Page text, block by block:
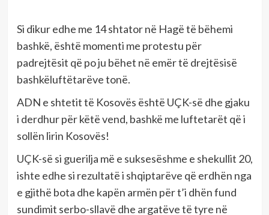
Si dikur edhe me 14 shtator në Hagë të bëhemi
bashkë, është momenti me protestu për
padrejtësit që po ju bëhet në emër të drejtësisë
bashkëluftëtarëve tonë.
ADN e shtetit të Kosovës është UÇK-së dhe gjaku
i derdhur për këtë vend, bashkë me luftetarët që i
sollën lirin Kosovës!
UÇK-së si guerilja më e suksesëshme e shekullit 20,
ishte edhe si rezultatë i shqiptarëve që erdhën nga
e gjithë bota dhe kapën armën për t’i dhën fund
sundimit serbo-sllavë dhe argatëve të tyre në